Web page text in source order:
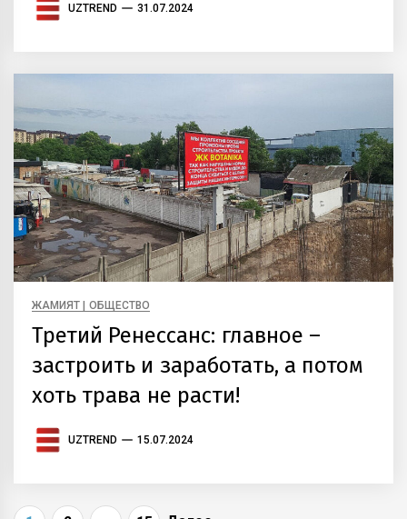
UZTREND 31.07.2024
ЖАМИЯТ | ОБЩЕСТВО
Третий Ренессанс: главное –
застроить и заработать, а потом
хоть трава не расти!
UZTREND 15.07.2024